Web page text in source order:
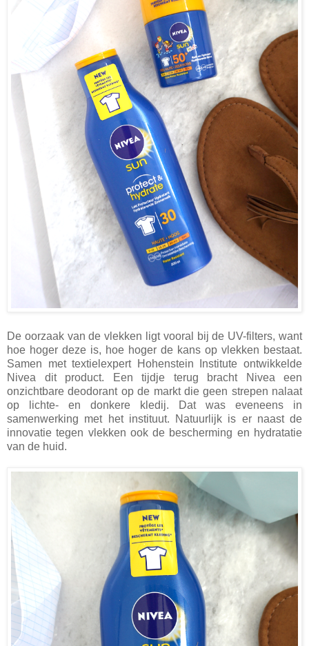
De oorzaak van de vlekken ligt vooral bij de UV-filters, want
hoe hoger deze is, hoe hoger de kans op vlekken bestaat.
Samen met textielexpert Hohenstein Institute ontwikkelde
Nivea dit product. Een tijdje terug bracht Nivea een
onzichtbare deodorant op de markt die geen strepen nalaat
op lichte- en donkere kledij. Dat was eveneens in
samenwerking met het instituut. Natuurlijk is er naast de
innovatie tegen vlekken ook de bescherming en hydratatie
van de huid.